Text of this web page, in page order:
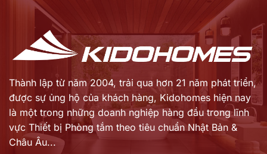
Thành lập từ năm 2004, trải qua hơn 21 năm phát triển,
được sự ủng hộ của khách hàng, Kidohomes hiện nay
là một trong những doanh nghiệp hàng đầu trong lĩnh
vực Thiết bị Phòng tắm theo tiêu chuẩn Nhật Bản &
Châu Âu...